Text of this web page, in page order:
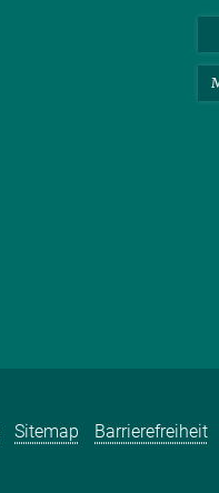
Sitemap Barrierefreiheit